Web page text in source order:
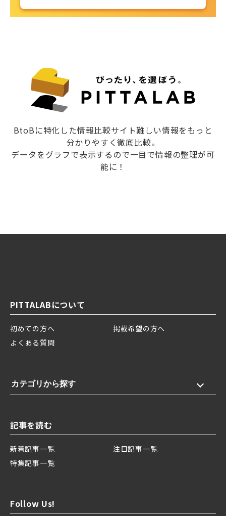
BtoBに特化した情報比較サイト難しい情報をもっと
分かりやすく徹底比較。
データをグラフで表示するので一目で情報の整理が可
能に！
PITTALABについて
初めての方へ
掲載希望の方へ
よくある質問
カテゴリから探す
記事を読む
新着記事一覧
注目記事一覧
特集記事一覧
Follow Us!